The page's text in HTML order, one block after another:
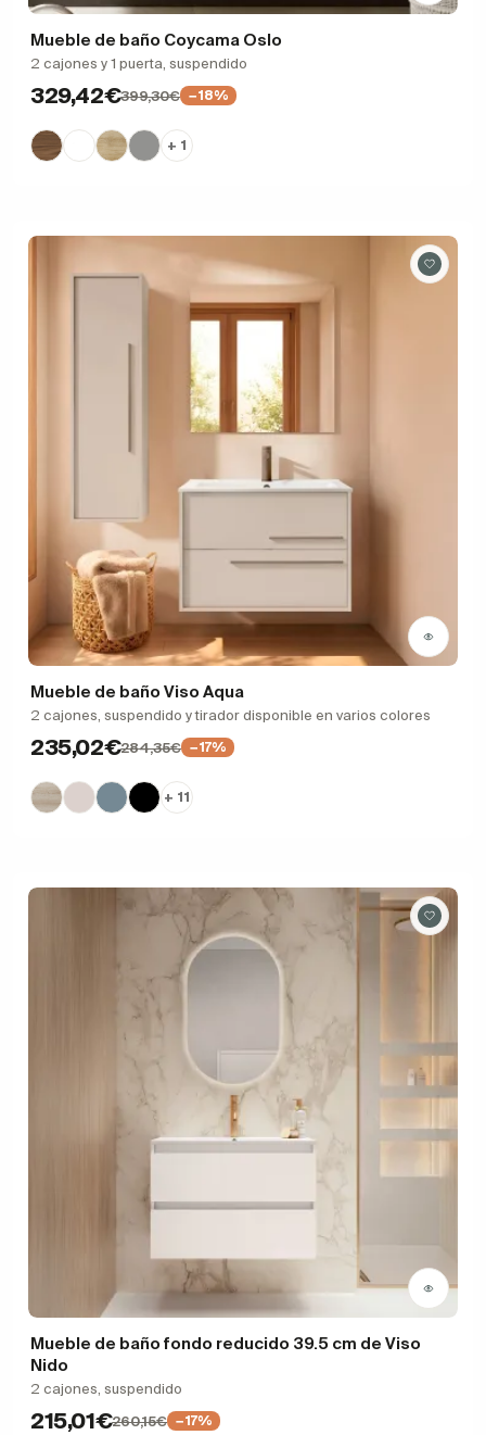
Mueble de baño Coycama Oslo
2 cajones y 1 puerta, suspendido
329,42€399,30€ −18%
+ 1
Mueble de baño Viso Aqua
2 cajones, suspendido y tirador disponible en varios colores
235,02€284,35€ −17%
+ 11
Mueble de baño fondo reducido 39.5 cm de Viso
Nido
2 cajones, suspendido
215,01€260,15€ −17%